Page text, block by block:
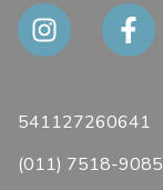
541127260641
(011) 7518-9085